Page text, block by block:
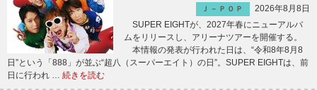
Ｊ－ＰＯＰ
2026年8月8日
SUPER EIGHTが、2027年春にニューアルバ
ムをリリースし、アリーナツアーを開催する。
本情報の発表が行われた日は、“令和8年8月8
日”という「888」が並ぶ“超八（スーパーエイト）の日”。SUPER EIGHTは、前
日に行われ … 続きを読む